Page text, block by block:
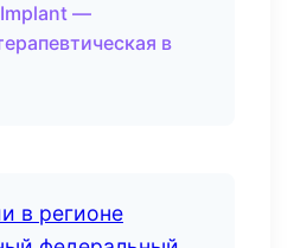
—
в
в регионе